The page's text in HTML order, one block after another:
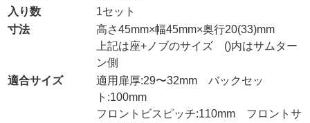
入り数
1セット
寸法
高さ45mm×幅45mm×奥行20(33)mm
上記は座+ノブのサイズ ()内はサムター
ン側
適合サイズ
適用扉厚:29〜32mm バックセッ
ト:100mm
フロントビスピッチ:110mm フロントサ